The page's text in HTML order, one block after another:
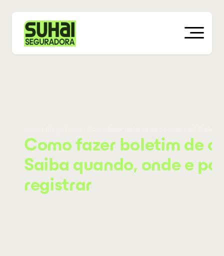
Como fazer boletim de
Saiba quando, onde e
registrar